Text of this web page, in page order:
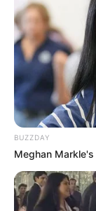
BUZZDAY
Meghan